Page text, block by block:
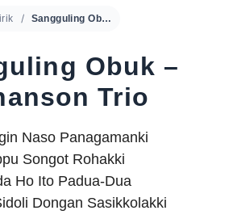
Sangguling Obuk – Nahanson Trio
Obuk –
Trio
Naso Panagamanki
Songot Rohakki
Ho Ito Padua-Dua
Dongan Sasikkolakki